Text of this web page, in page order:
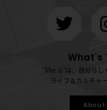
What's
"She is"は、自分らし
ライフ＆カルチャ
About